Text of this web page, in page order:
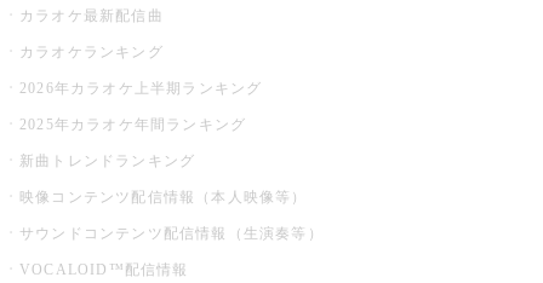
カラオケ最新配信曲
カラオケランキング
2026年カラオケ上半期ランキング
2025年カラオケ年間ランキング
新曲トレンドランキング
映像コンテンツ配信情報（本人映像等）
サウンドコンテンツ配信情報（生演奏等）
VOCALOID™配信情報